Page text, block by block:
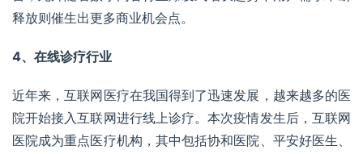
释放则催生出更多商业机会点。
4、在线诊疗行业
近年来，互联网医疗在我国得到了迅速发展，越来越多的医
院开始接入互联网进行线上诊疗。本次疫情发生后，互联网
医院成为重点医疗机构，其中包括协和医院、平安好医生、